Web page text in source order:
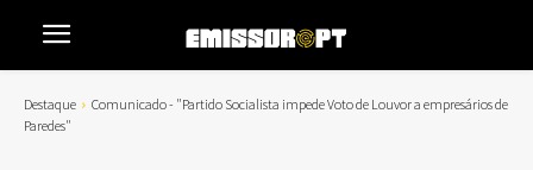
Destaque
Comunicado - "Partido Socialista impede Voto de Louvor a empresários de
Paredes"